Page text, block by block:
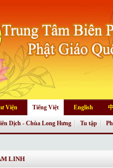
Viện Tiếng Việt English
Dịch - Chùa Long Hưng Tu tập
LINH